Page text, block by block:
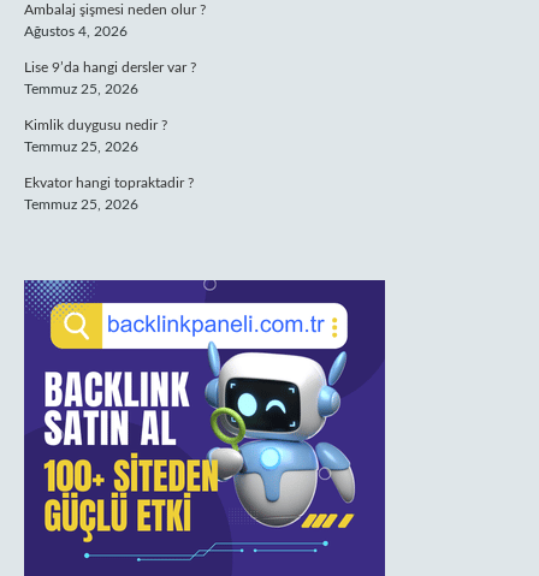
Ambalaj şişmesi neden olur ?
Ağustos 4, 2026
Lise 9’da hangi dersler var ?
Temmuz 25, 2026
Kimlik duygusu nedir ?
Temmuz 25, 2026
Ekvator hangi topraktadir ?
Temmuz 25, 2026